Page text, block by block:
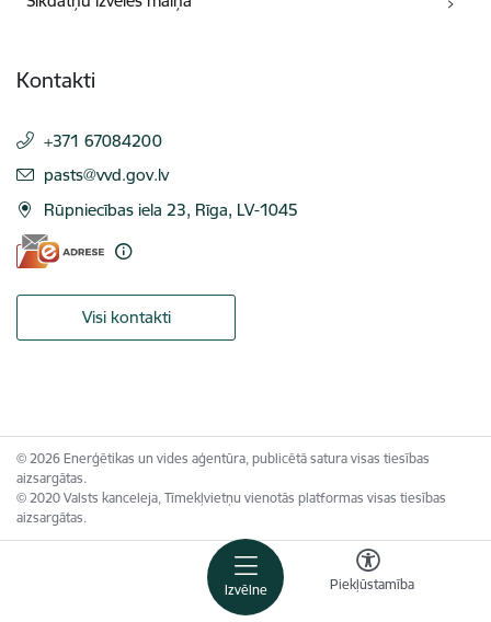
Izvēlne Piekļūstamība
Kontakti
+371 67084200
E-pasts:
pasts@vvd.gov.lv
Rūpniecības iela 23, Rīga, LV-1045
Visi kontakti
© 2026 Enerģētikas un vides aģentūra, publicētā satura visas tiesības
aizsargātas.
© 2020 Valsts kanceleja, Tīmekļvietņu vienotās platformas visas tiesības
aizsargātas.